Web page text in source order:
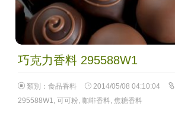
巧克力香料 295588W1
類別： 食品香料 2014/05/08 04:10:04
295588W1
可可粉, 咖啡香料 焦糖香料